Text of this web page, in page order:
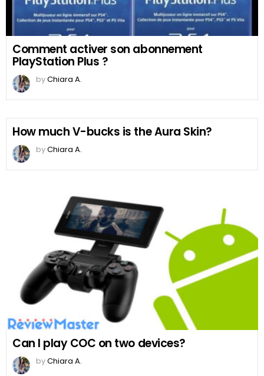
Comment activer son abonnement
PlayStation Plus ?
byChiara A.
How much V-bucks is the Aura Skin?
byChiara A.
Can I play COC on two devices?
byChiara A.